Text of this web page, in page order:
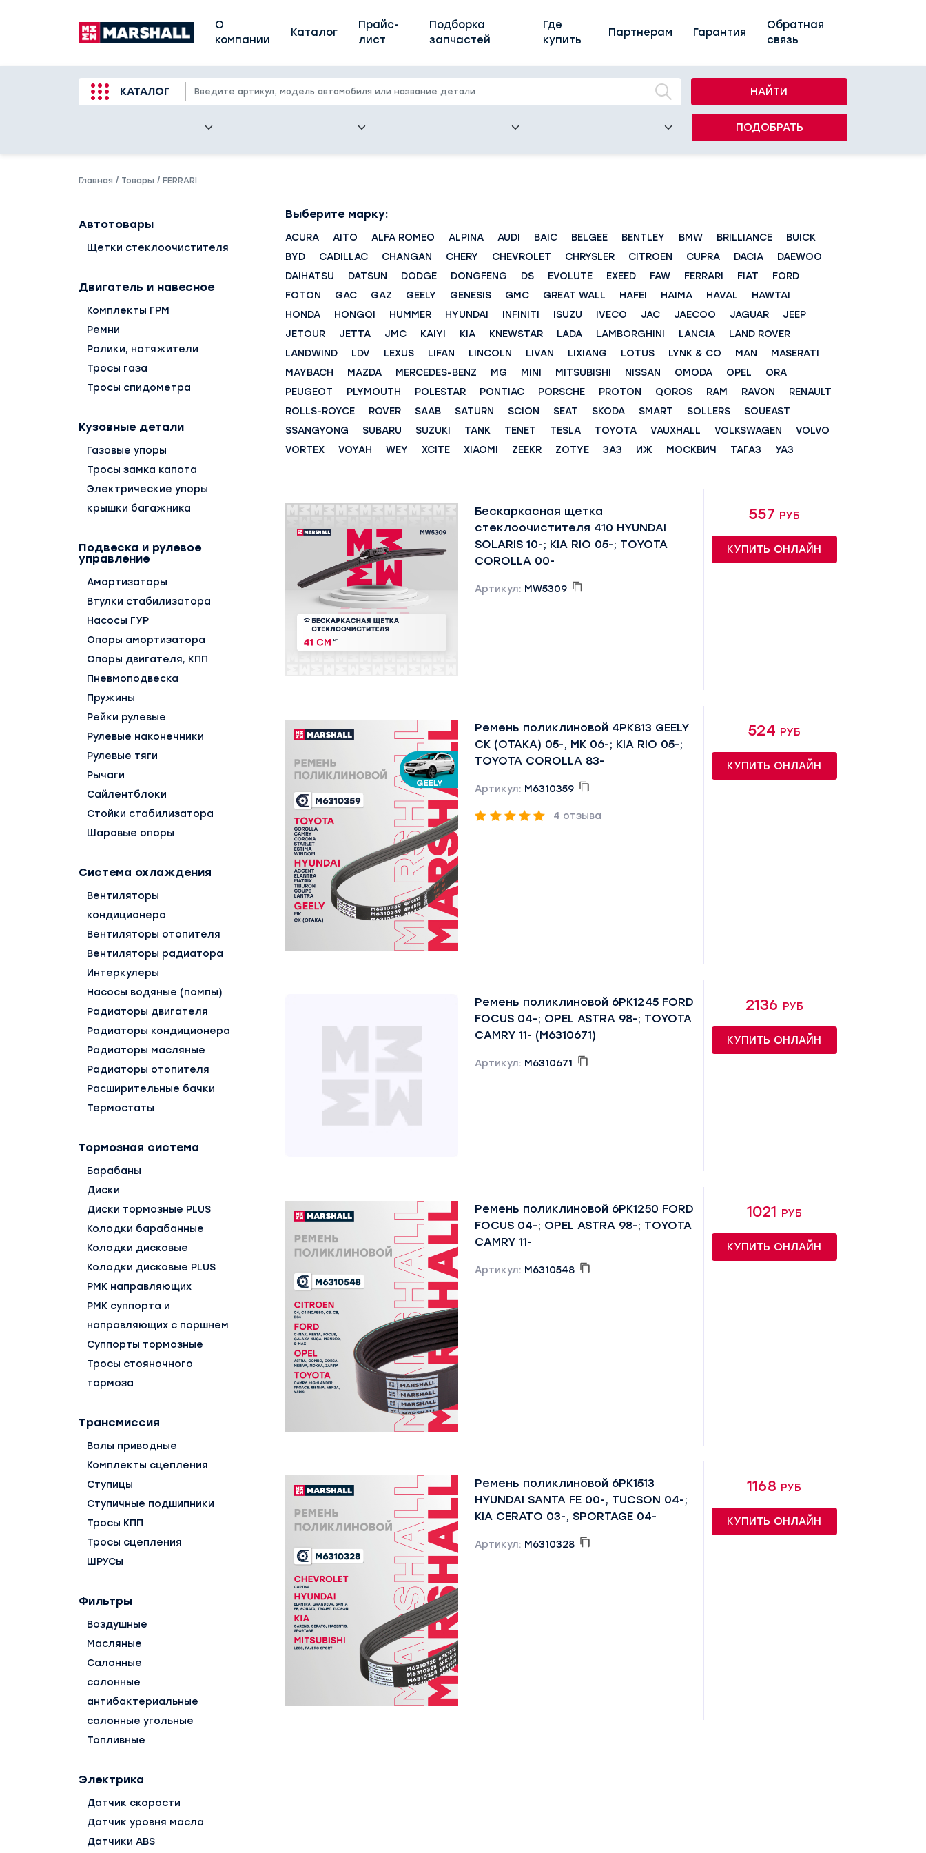
О
компании
Каталог
Прайс-
лист
Подборка
запчастей
Где
купить
Партнерам Гарантия
Обратная
связь
КАТАЛОГ НАЙТИ
ПОДОБРАТЬ
Главная / Товары / FERRARI
Автотовары
Щетки стеклоочистителя
Двигатель и навесное
Комплекты ГРМ
Ремни
Ролики, натяжители
Тросы газа
Тросы спидометра
Кузовные детали
Газовые упоры
Тросы замка капота
Электрические упоры
крышки багажника
Подвеска и рулевое
управление
Амортизаторы
Втулки стабилизатора
Насосы ГУР
Опоры амортизатора
Опоры двигателя, КПП
Пневмоподвеска
Пружины
Рейки рулевые
Рулевые наконечники
Рулевые тяги
Рычаги
Сайлентблоки
Стойки стабилизатора
Шаровые опоры
Система охлаждения
Вентиляторы
кондиционера
Вентиляторы отопителя
Вентиляторы радиатора
Интеркулеры
Насосы водяные (помпы)
Радиаторы двигателя
Радиаторы кондиционера
Радиаторы масляные
Радиаторы отопителя
Расширительные бачки
Термостаты
Тормозная система
Барабаны
Диски
Диски тормозные PLUS
Колодки барабанные
Колодки дисковые
Колодки дисковые PLUS
РМК направляющих
РМК суппорта и
направляющих с поршнем
Суппорты тормозные
Тросы стояночного
тормоза
Трансмиссия
Валы приводные
Комплекты сцепления
Ступицы
Ступичные подшипники
Тросы КПП
Тросы сцепления
ШРУСы
Фильтры
Воздушные
Масляные
Салонные
салонные
антибактериальные
салонные угольные
Топливные
Электрика
Датчик скорости
Датчик уровня масла
Датчики ABS
Выберите марку:
ACURA AITO ALFA ROMEO ALPINA AUDI BAIC BELGEE BENTLEY BMW BRILLIANCE
BUICK
BYD
CADILLAC CHANGAN CHERY CHEVROLET CHRYSLER CITROEN CUPRA DACIA
DAEWOO
DAIHATSU
DATSUN DODGE DONGFENG DS EVOLUTE EXEED FAW FERRARI FIAT
FORD
FOTON
GAC GAZ GEELY GENESIS GMC GREAT WALL HAFEI HAIMA HAVAL
HAWTAI
HONDA
HONGQI HUMMER HYUNDAI INFINITI ISUZU IVECO JAC JAECOO JAGUAR
JEEP
JETOUR
JETTA JMC KAIYI KIA KNEWSTAR LADA LAMBORGHINI LANCIA
LAND ROVER
LANDWIND
LDV LEXUS LIFAN LINCOLN LIVAN LIXIANG LOTUS LYNK & CO MAN
MASERATI
MAYBACH
MAZDA MERCEDES-BENZ MG MINI MITSUBISHI NISSAN OMODA OPEL
ORA
PEUGEOT
PLYMOUTH POLESTAR PONTIAC PORSCHE PROTON QOROS RAM RAVON
RENAULT
ROLLS-ROYCE
ROVER SAAB SATURN SCION SEAT SKODA SMART SOLLERS
SOUEAST
SSANGYONG
SUBARU SUZUKI TANK TENET TESLA TOYOTA VAUXHALL VOLKSWAGEN
VOLVO
VORTEX
VOYAH WEY XCITE XIAOMI ZEEKR ZOTYE ЗАЗ ИЖ МОСКВИЧ ТАГАЗ УАЗ
Бескаркасная щетка
стеклоочистителя 410 HYUNDAI
SOLARIS 10-; KIA RIO 05-; TOYOTA
COROLLA 00-
Артикул: MW5309
557 руб
КУПИТЬ ОНЛАЙН
Ремень поликлиновой 4PK813 GEELY
CK (OTAKA) 05-, MK 06-; KIA RIO 05-;
TOYOTA COROLLA 83-
Артикул: M6310359
4 отзыва
524 руб
КУПИТЬ ОНЛАЙН
Ремень поликлиновой 6PK1245 FORD
FOCUS 04-; OPEL ASTRA 98-; TOYOTA
CAMRY 11- (M6310671)
Артикул: M6310671
2136 руб
КУПИТЬ ОНЛАЙН
Ремень поликлиновой 6PK1250 FORD
FOCUS 04-; OPEL ASTRA 98-; TOYOTA
CAMRY 11-
Артикул: M6310548
1021 руб
КУПИТЬ ОНЛАЙН
Ремень поликлиновой 6PK1513
HYUNDAI SANTA FE 00-, TUCSON 04-;
KIA CERATO 03-, SPORTAGE 04-
Артикул: M6310328
1168 руб
КУПИТЬ ОНЛАЙН